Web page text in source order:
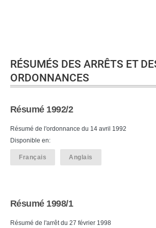
RÉSUMÉS DES ARRÊTS ET
ORDONNANCES
Résumé 1992/2
Résumé de l'ordonnance du 14 avril 1992
Disponible en:
Français Anglais
Résumé 1998/1
Résumé de l'arrêt du 27 février 1998